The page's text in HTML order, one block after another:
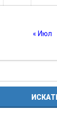
« Июл